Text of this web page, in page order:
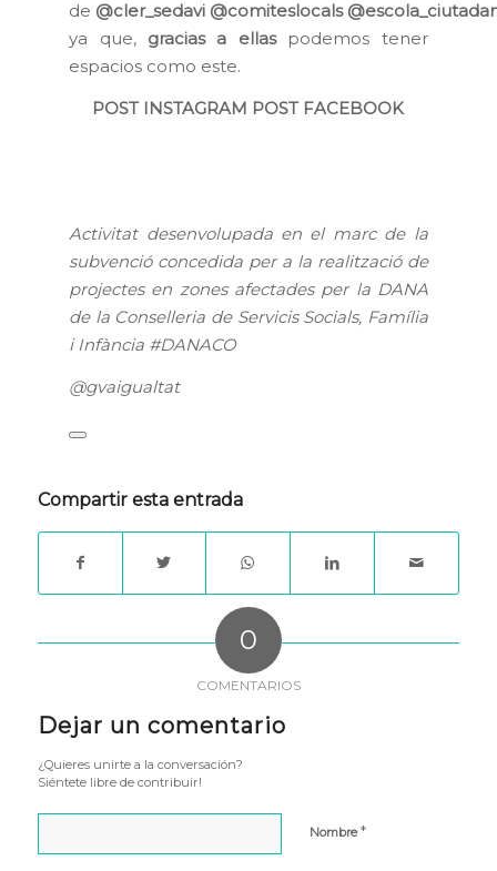
de @cler_sedavi @comiteslocals
ya que, gracias a ellaspodemos tener
espacios como este.
POST INSTAGRAM POST FACEBOOK
Activitat desenvolupada en el marc de la
subvenció concedida per a la realització de
projectes en zones afectades per la DANA
de la Conselleria de Servicis Socials, Família
i Infància #DANACO
@gvaigualtat
Compartir esta entrada
0
COMENTARIOS
Dejar un comentario
¿Quieres unirte a la conversación?
Siéntete libre de contribuir!
Nombre*